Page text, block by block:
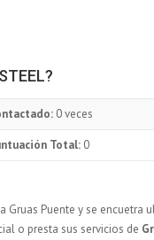
0 veces
Total: 0
Gruas Puente y se encuetra
o presta sus servicios de